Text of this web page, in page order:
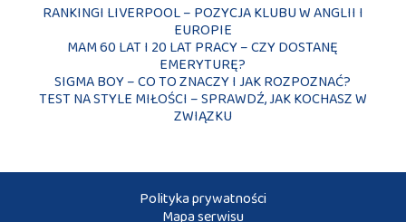
RANKINGI LIVERPOOL – POZYCJA KLUBU W ANGLII I
EUROPIE
MAM 60 LAT I 20 LAT PRACY – CZY DOSTANĘ
EMERYTURĘ?
SIGMA BOY – CO TO ZNACZY I JAK ROZPOZNAĆ?
TEST NA STYLE MIŁOŚCI – SPRAWDŹ, JAK KOCHASZ W
ZWIĄZKU
Polityka prywatności
Mapa serwisu